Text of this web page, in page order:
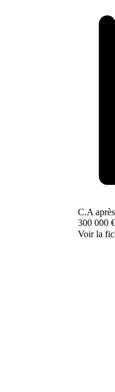
C.A
300 000 €
Voir la